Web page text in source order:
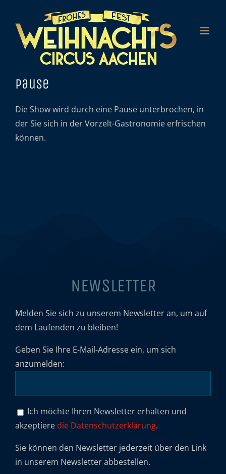
Inhalt
springen
Pause
Die Show wird durch eine Pause unterbrochen, in
der Sie sich in der Vorzelt-Gastronomie erfrischen
können.
NEWSLETTER
Melden Sie sich zu unserem Newsletter an, um auf
dem Laufenden zu bleiben!
Geben Sie Ihre E-Mail-Adresse ein, um sich
anzumelden:
Ich möchte Ihren Newsletter erhalten und
akzeptiere die Datenschutzerklärung.
Sie können den Newsletter jederzeit über den Link
in unserem Newsletter abbestellen.